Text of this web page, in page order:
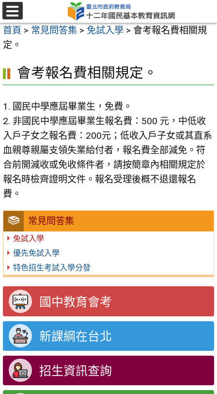
跳
至
主
要
容
選
單
首頁 > 常見問答集 > 免試入學 > 會考報名費相關規
定。
常見問答集
免試入學
優先免試入學
特色招生考試入學分發
國中教育會考
新課綱在台北
招生資訊查詢
會考報名費相關規定。
1. 國民中學應屆畢業生，免費。
2. 非國民中學應屆畢業生報名費：500 元，中低收
入戶子女之報名費：200元；低收入戶子女或其直系
血親尊親屬支領失業給付者，報名費全部減免。符
合前開減收或免收條件者，請按簡章內相關規定於
報名時檢齊證明文件。報名受理後概不退還報名
費。